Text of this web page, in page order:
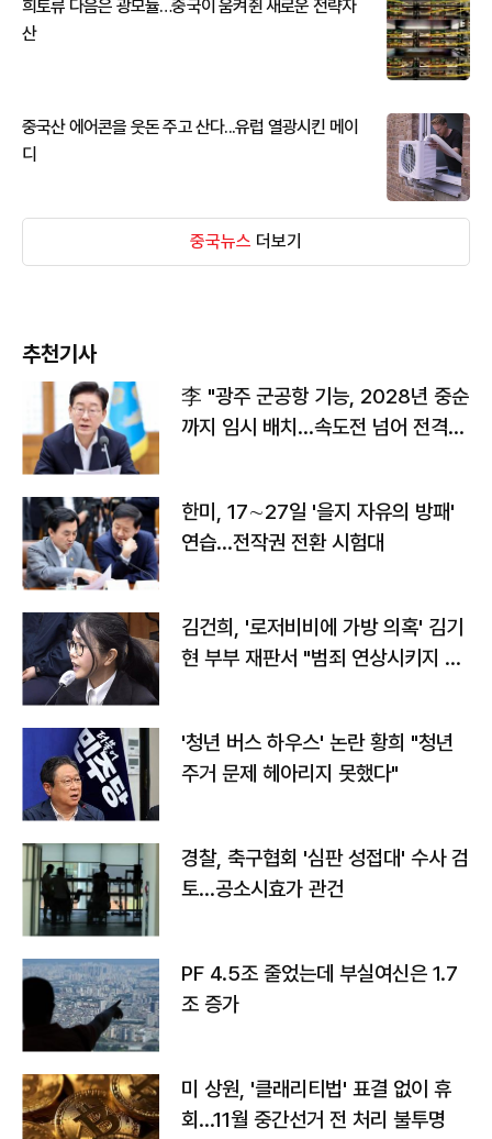
희토류 다음은 광모듈…중국이 움켜쥔 새로운 전략자
산
중국산 에어콘을 웃돈 주고 산다...유럽 열광시킨 메이
디
중국뉴스 더보기
추천기사
李 "광주 군공항 기능, 2028년 중순
까지 임시 배치…속도전 넘어 전격
한미, 17∼27일 '을지 자유의 방패'
연습…전작권 전환 시험대
김건희, '로저비비에 가방 의혹' 김기
현 부부 재판서 "범죄 연상시키지 말
'청년 버스 하우스' 논란 황희 "청년
주거 문제 헤아리지 못했다"
경찰, 축구협회 '심판 성접대' 수사 검
토…공소시효가 관건
PF 4.5조 줄었는데 부실여신은 1.7
조 증가
미 상원, '클래리티법' 표결 없이 휴
회…11월 중간선거 전 처리 불투명